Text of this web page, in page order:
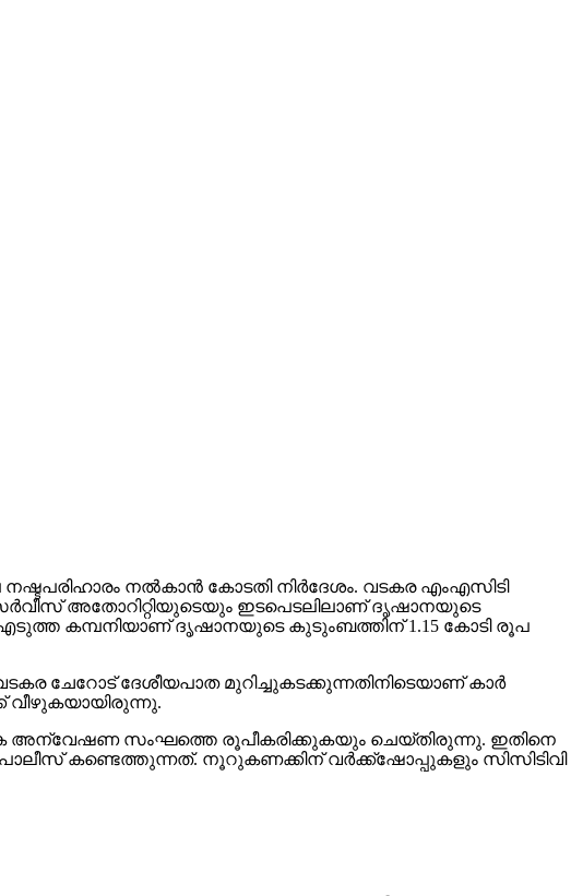
നല്‍കാന്‍ കോടതി നിര്‍ദേശം. വടകര എംഎസിടി
അതോറിറ്റിയുടെയും ഇടപെടലിലാണ് ദൃഷാനയുടെ
കമ്പനിയാണ് ദൃഷാനയുടെ കുടുംബത്തിന് 1.15 കോടി രൂപ
ചേറോട് ദേശീയപാത മുറിച്ചുകടക്കുന്നതിനിടെയാണ് കാര്‍
വീഴുകയായിരുന്നു.
അന്വേഷണ സംഘത്തെ രൂപീകരിക്കുകയും ചെയ്തിരുന്നു. ഇതിനെ
കണ്ടെത്തുന്നത്. നൂറുകണക്കിന് വര്‍ക്ക്‌ഷോപ്പുകളും സിസിടിവി